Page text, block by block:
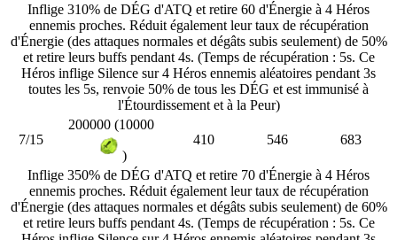
Inflige 310% de DÉG d'ATQ et retire 60 d'Énergie à 4 Héros
ennemis proches. Réduit également leur taux de récupération
d'Énergie (des attaques normales et dégâts subis seulement) de 50%
et retire leurs buffs pendant 4s. (Temps de récupération : 5s. Ce
Héros inflige Silence sur 4 Héros ennemis aléatoires pendant 3s
toutes les 5s, renvoie 50% de tous les DÉG et est immunisé à
l'Étourdissement et à la Peur)
7/15
200000 (10000
)
410 546 683
Inflige 350% de DÉG d'ATQ et retire 70 d'Énergie à 4 Héros
ennemis proches. Réduit également leur taux de récupération
d'Énergie (des attaques normales et dégâts subis seulement) de 60%
et retire leurs buffs pendant 4s. (Temps de récupération : 5s. Ce